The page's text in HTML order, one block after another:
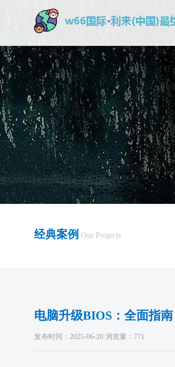
经典案例 Our Projects
电脑升级BIOS：全面指南
发布时间：2025-06-20 浏览量：771